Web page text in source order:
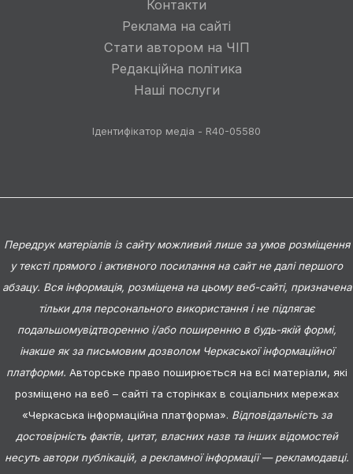
Контакти
Реклама на сайті
Стати автором на ЧІП
Редакційна політика
Наші послуги
Ідентифікатор медіа - R40-05580
Передрук матеріалів із сайту можливий лише за умов розміщення
у тексті прямого і активного посилання на сайт не далі першого
абзацу. Вся інформація, розміщена на цьому веб-сайті, призначена
тільки для персонального використання і не підлягає
подальшомувідтворенню і/або поширенню в будь-якій формі,
інакше як за письмовим дозволом Черкаської інформаційної
платформи. Авторське право поширюється на всі матеріали, які
розміщено на веб – сайті та сторінках в соціальних мережах
«Черкаська інформаційна платформа». Відповідальність за
достовірність фактів, цитат, власних назв та інших відомостей
несуть автори публікацій, а рекламної інформації — рекламодавці.